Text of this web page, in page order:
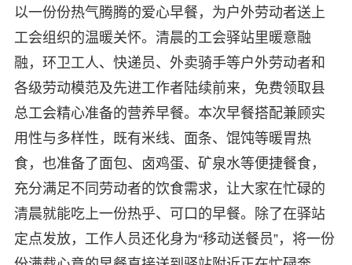
以一份份热气腾腾的爱心早餐，为户外劳动者送上
工会组织的温暖关怀。清晨的工会驿站里暖意融
融，环卫工人、快递员、外卖骑手等户外劳动者和
各级劳动模范及先进工作者陆续前来，免费领取县
总工会精心准备的营养早餐。本次早餐搭配兼顾实
用性与多样性，既有米线、面条、馄饨等暖胃热
食，也准备了面包、卤鸡蛋、矿泉水等便捷餐食，
充分满足不同劳动者的饮食需求，让大家在忙碌的
清晨就能吃上一份热乎、可口的早餐。除了在驿站
定点发放，工作人员还化身为“移动送餐员”，将一份